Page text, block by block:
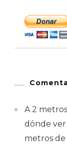
A 2
dónde ver
metros de